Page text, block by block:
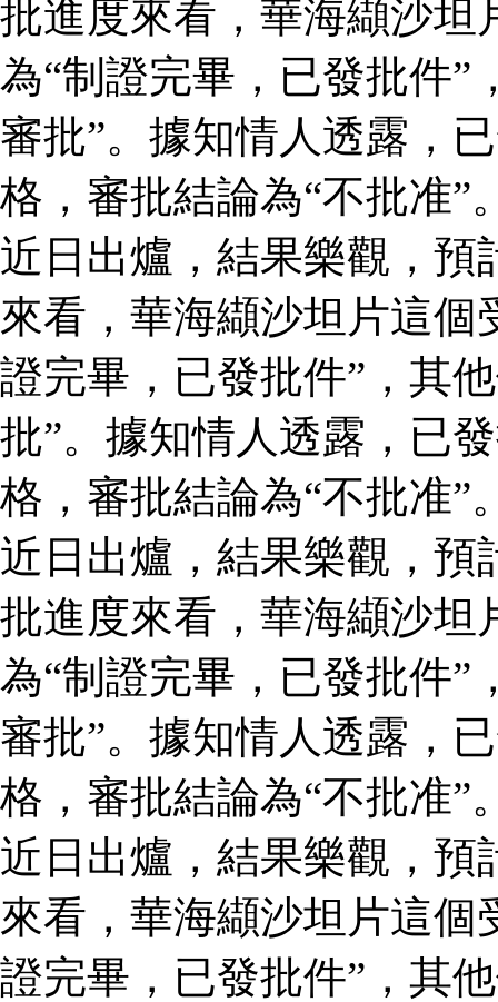
批進度來看，華海纈沙坦
為“制證完畢，已發批件”
審批”。據知情人透露，
格，審批結論為“不批准”
近日出爐，結果樂觀，預
來看，華海纈沙坦片這個
證完畢，已發批件”，其
批”。據知情人透露，已
格，審批結論為“不批准”
近日出爐，結果樂觀，
批進度來看，華海纈沙坦
為“制證完畢，已發批件”
審批”。據知情人透露，
格，審批結論為“不批准”
近日出爐，結果樂觀，預
來看，華海纈沙坦片這個
證完畢，已發批件”，其